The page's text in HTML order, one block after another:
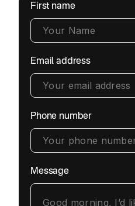
First name
Email address
Phone number
Message